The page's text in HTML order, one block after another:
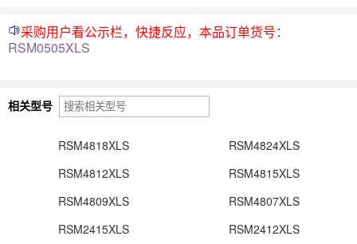
采购用户看公示栏，快捷反应，本品订单货号：
RSM0505XLS
相关型号
RSM4818XLS
RSM4824XLS
RSM4812XLS
RSM4815XLS
RSM4809XLS
RSM4807XLS
RSM2415XLS
RSM2412XLS